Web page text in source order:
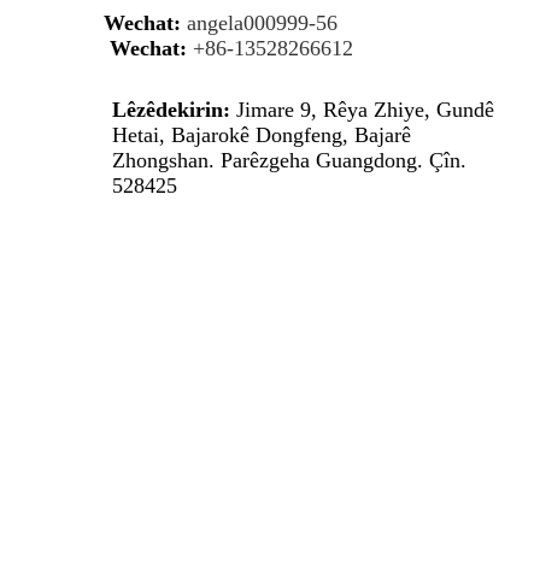
Wechat: angela000999-56
Wechat: +86-13528266612
Lêzêdekirin: Jimare 9, Rêya Zhiye, Gundê
Hetai, Bajarokê Dongfeng, Bajarê
Zhongshan. Parêzgeha Guangdong. Çîn.
528425